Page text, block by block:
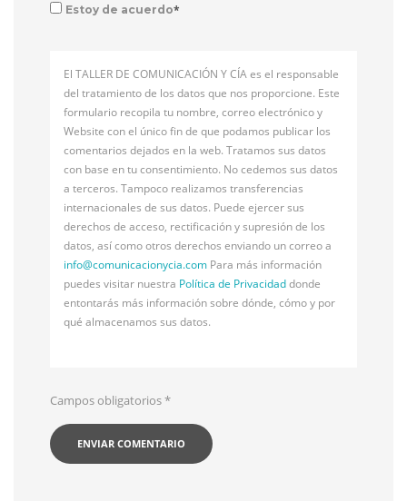
Estoy de acuerdo*
El TALLER DE COMUNICACIÓN Y CÍA es el responsable
del tratamiento de los datos que nos proporcione. Este
formulario recopila tu nombre, correo electrónico y
Website con el único fin de que podamos publicar los
comentarios dejados en la web. Tratamos sus datos
con base en tu consentimiento. No cedemos sus datos
a terceros. Tampoco realizamos transferencias
internacionales de sus datos. Puede ejercer sus
derechos de acceso, rectificación y supresión de los
datos, así como otros derechos enviando un correo a
info@comunicacionycia.com Para más información
puedes visitar nuestra Política de Privacidaddonde
entontarás más información sobre dónde, cómo y por
qué almacenamos sus datos.
Campos obligatorios*